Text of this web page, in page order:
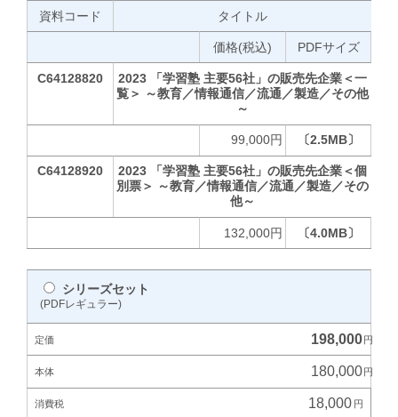
資料コード
タイトル
価格(税込) PDFサイズ
C64128820
2023 「学習塾 主要56社」の販売先企業＜一
覧＞ ～教育／情報通信／流通／製造／その他
～
99,000円 〔2.5MB〕
C64128920
2023 「学習塾 主要56社」の販売先企業＜個
別票＞ ～教育／情報通信／流通／製造／その
他～
132,000円 〔4.0MB〕
シリーズセット
(PDFレギュラー)
198,000
180,000
18,000